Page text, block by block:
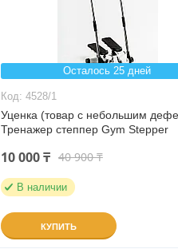
Осталось 25 дней
4528/1
Уценка (товар с небольшим
Тренажер степпер Gym Stepper
10 000 ₸ 40 900 ₸
В наличии
КУПИТЬ